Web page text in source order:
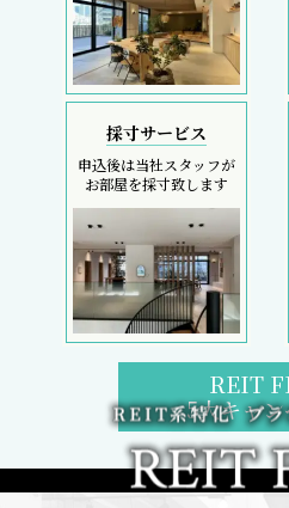
採寸サービス
申込後は当社スタッフが
お部屋を採寸致します
REIT
5大キャ